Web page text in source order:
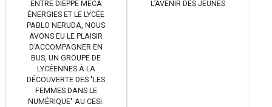
ENTRE DIEPPE MÉCA
ÉNERGIES ET LE LYCÉE
PABLO NERUDA, NOUS
AVONS EU LE PLAISIR
D’ACCOMPAGNER EN
BUS, UN GROUPE DE
LYCÉENNES À LA
DÉCOUVERTE DES "LES
FEMMES DANS LE
NUMÉRIQUE" AU CESI.
L’AVENIR DES JEUNES